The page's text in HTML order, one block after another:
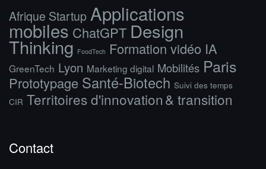
Afrique Startup Applications
mobiles ChatGPT Design
Thinking FoodTech Formation vidéo IA
GreenTech Lyon Marketing digital Mobilités Paris
Prototypage Santé-Biotech Suivi des temps
CIR Territoires d'innovation & transition
Contact